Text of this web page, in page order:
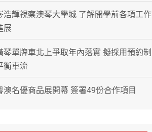
浩輝視察澳琴大學城 了解開學前各項工作
展
琴單牌車北上爭取年內落實 擬採用預約制
衡車流
澳名優商品展開幕 簽署49份合作項目